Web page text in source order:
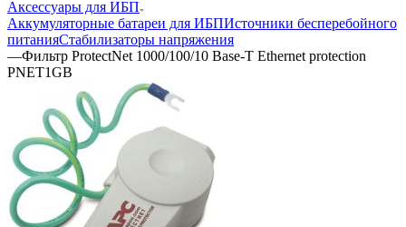
Аксессуары для ИБП
Аккумуляторные батареи для ИБПИсточники бесперебойного
питанияСтабилизаторы напряжения
—Фильтр ProtectNet 1000/100/10 Base-T Ethernet protection
PNET1GB